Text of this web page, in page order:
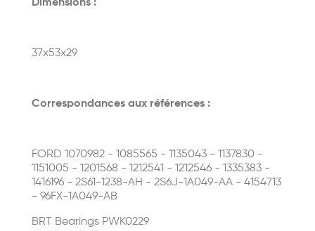
Dimensions :
37x53x29
Correspondances aux références :
FORD 1070982 - 1085565 - 1135043 - 1137830 -
1151005 - 1201568 - 1212541 - 1212546 - 1335383 -
1416196 - 2S61-1238-AH - 2S6J-1A049-AA - 4154713
- 96FX-1A049-AB
BRT Bearings PWK0229